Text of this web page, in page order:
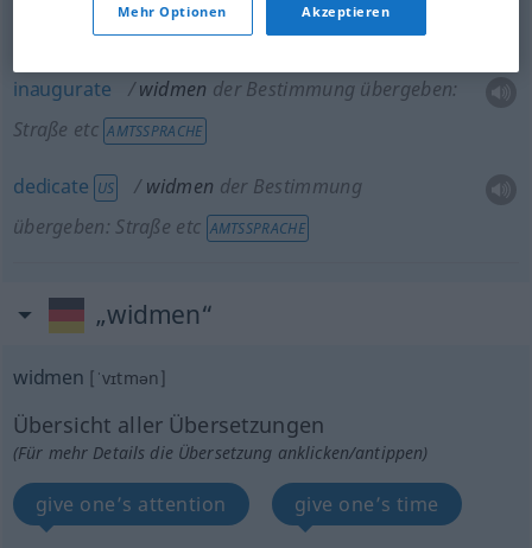
inaugurate widmen der Bestimmung übergeben:
Straße etc AMTSSPRACHE
dedicate US widmen der Bestimmung
übergeben: Straße etc AMTSSPRACHE
„widmen“
widmen [ˈvɪtmən]
Übersicht aller Übersetzungen
(Für mehr Details die Übersetzung anklicken/antippen)
give one’s attention give one’s time
Mehr Optionen Akzeptieren